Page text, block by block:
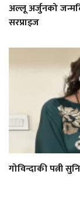
अल्लू अर्जुनको
सरप्राइज
गोविन्दाकी पत्नी